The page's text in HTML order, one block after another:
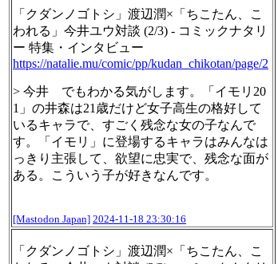
「クダンノゴトシ」渡辺潤×「ちこたん、こ
われる」今井ユウ対談 (2/3) - コミックナタリ
ー 特集・インタビュー
https://natalie.mu/comic/pp/kudan_chikotan/page/2
> 今井 でもわかる気がします。「イモリ20
1」の井森は21歳だけど女子高生の格好して
いるキャラで、すごく残念な女の子なんで
す。「イモリ」に登場するキャラはみんなは
っきり主張して、欲望に忠実で、残念な面が
ある。こういう子が好きなんです。
[Mastodon Japan] 2024-11-18 23:30:16
「クダンノゴトシ」渡辺潤×「ちこたん、こ